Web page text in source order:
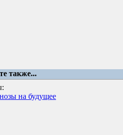
также...
на будущее